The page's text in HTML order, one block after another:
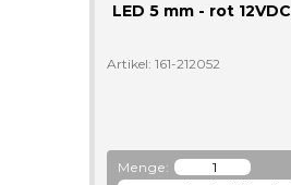
LED 5 mm - rot 12VDC
Artikel: 161-212052
Menge: